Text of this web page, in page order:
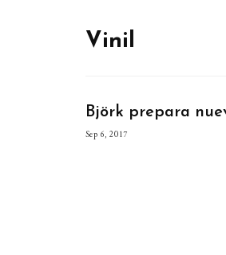
Vinil
Björk prepara
Sep 6, 2017